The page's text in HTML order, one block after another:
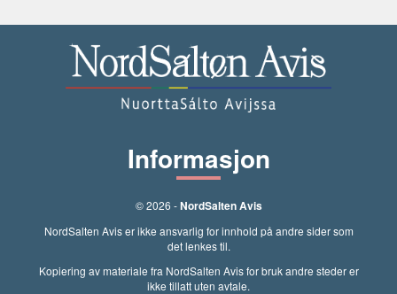
Informasjon
© 2026 -NordSalten Avis
NordSalten Avis er ikke ansvarlig for innhold på andre sider som
det lenkes til.
Kopiering av materiale fra NordSalten Avis for bruk andre steder er
ikke tillatt uten avtale.